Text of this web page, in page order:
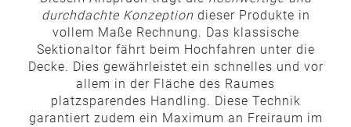
durchdachte Konzeption dieser Produkte in
vollem Maße Rechnung. Das klassische
Sektionaltor fährt beim Hochfahren unter die
Decke. Dies gewährleistet ein schnelles und vor
allem in der Fläche des Raumes
platzsparendes Handling. Diese Technik
garantiert zudem ein Maximum an Freiraum im